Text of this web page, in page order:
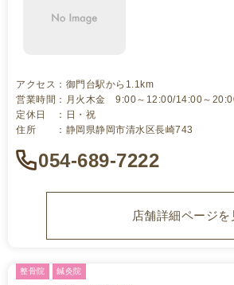
アクセス：御門台駅から1.1km
営業時間：月火木金 9:00～12:00/14:00～
定休日 ：日・祝
住所 ：静岡県静岡市清水区長崎743
054-689-7222
店舗詳細ページを
整骨院 鍼灸院